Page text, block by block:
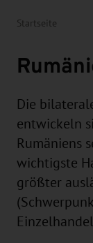
Startseite
Die
entwickeln
Rumäniens
wichtigste
größter